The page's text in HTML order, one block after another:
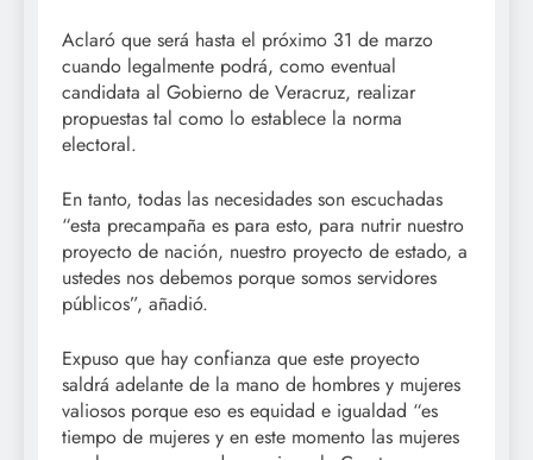
Aclaró que será hasta el próximo 31 de marzo
cuando legalmente podrá, como eventual
candidata al Gobierno de Veracruz, realizar
propuestas tal como lo establece la norma
electoral.
En tanto, todas las necesidades son escuchadas
“esta precampaña es para esto, para nutrir nuestro
proyecto de nación, nuestro proyecto de estado, a
ustedes nos debemos porque somos servidores
públicos”, añadió.
Expuso que hay confianza que este proyecto
saldrá adelante de la mano de hombres y mujeres
valiosos porque eso es equidad e igualdad “es
tiempo de mujeres y en este momento las mujeres